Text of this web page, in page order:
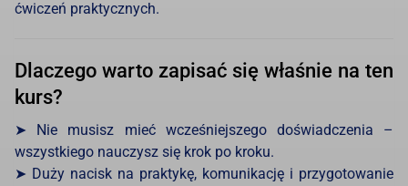
ćwiczeń praktycznych.
Dlaczego warto zapisać się właśnie na ten
kurs?
➤ Nie musisz mieć wcześniejszego doświadczenia –
wszystkiego nauczysz się krok po kroku.
➤ Duży nacisk na praktykę, komunikację i przygotowanie